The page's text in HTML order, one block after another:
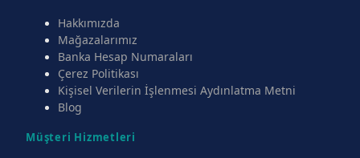
Hakkımızda
Mağazalarımız
Banka Hesap Numaraları
Çerez Politikası
Kişisel Verilerin İşlenmesi Aydınlatma Metni
Blog
Müşteri Hizmetleri